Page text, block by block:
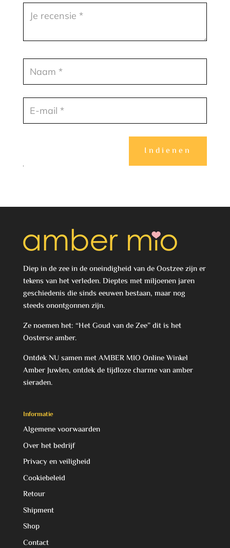
Indienen
Diep in de zee in de oneindigheid van de Oostzee zijn er
tekens van het verleden. Dieptes met miljoenen jaren
geschiedenis die sinds eeuwen bestaan, maar nog
steeds onontgonnen zijn.
Ze noemen het: “Het Goud van de Zee” dit is het
Oosterse amber.
Ontdek NU samen met AMBER MIO Online Winkel
Amber Juwlen, ontdek de tijdloze charme van amber
sieraden.
Informatie
Algemene voorwaarden
Over het bedrijf
Privacy en veiligheid
Cookiebeleid
Retour
Shipment
Shop
Contact